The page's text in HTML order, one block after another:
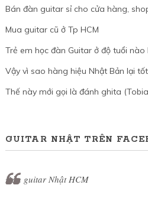
Bán đàn guitar sỉ cho cửa hàng,
Mua guitar cũ ở Tp HCM
Trẻ em học đàn Guitar ở độ tuổi
Vậy vì sao hàng hiệu Nhật Bản lại
Thế này mới gọi là đánh ghita
GUITAR NHẬT TRÊN
Đàn guitar Nhật HCM